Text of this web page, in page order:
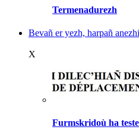
Termenadurezh
Bevañ er yezh, harpañ anezhi
X
Furmskridoù ha